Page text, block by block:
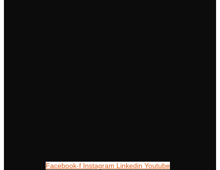
Facebook-f Instagram Linkedin Youtube